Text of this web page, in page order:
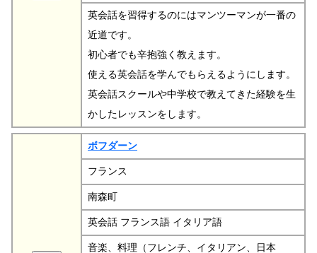
英会話を習得するのにはマンツーマンが一番の
近道です。
初心者でも辛抱強く教えます。
使える英会話を学んでもらえるようにします。
英会話スクールや中学校で教えてきた経験を生
かしたレッスンをします。
ボフダーン
フランス
南森町
英会話 フランス語 イタリア語
音楽、料理（フレンチ、イタリアン、日本